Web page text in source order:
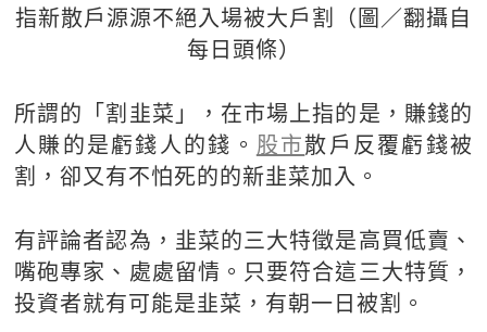
指新散戶源源不絕入場被大戶割（圖／翻攝自
每日頭條）
所謂的「割韭菜」，在市場上指的是，賺錢的
人賺的是虧錢人的錢。 股市散戶反覆虧錢被
割，卻又有不怕死的的新韭菜加入。
有評論者認為，韭菜的三大特徵是高買低賣、
嘴砲專家、處處留情。只要符合這三大特質，
投資者就有可能是韭菜，有朝一日被割。